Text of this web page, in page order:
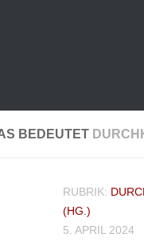
BEDEUTET
RUBRIK:
(HG.)
5. APRIL 2024